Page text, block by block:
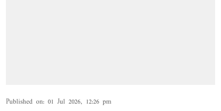
Published on: 01 Jul 2026, 12:26 pm